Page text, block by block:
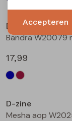
D-zine
17,99
D-zine
Accepteren